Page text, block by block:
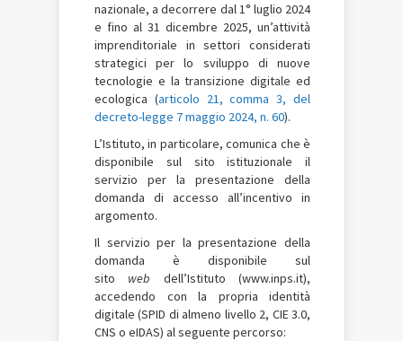
nazionale, a decorrere dal 1° luglio 2024
e fino al 31 dicembre 2025, un’attività
imprenditoriale in settori considerati
strategici per lo sviluppo di nuove
tecnologie e la transizione digitale ed
ecologica (articolo 21, comma 3, del
decreto-legge 7 maggio 2024, n. 60).
L’Istituto, in particolare, comunica che è
disponibile sul sito istituzionale il
servizio per la presentazione della
domanda di accesso all’incentivo in
argomento.
Il servizio per la presentazione della
domanda è disponibile sul
sito web dell’Istituto (www.inps.it),
accedendo con la propria identità
digitale (SPID di almeno livello 2, CIE 3.0,
CNS o eIDAS) al seguente percorso: